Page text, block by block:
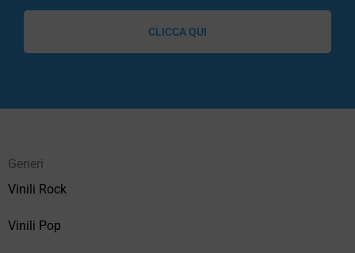
CLICCA QUI
Generi
Vinili Rock
Vinili Pop